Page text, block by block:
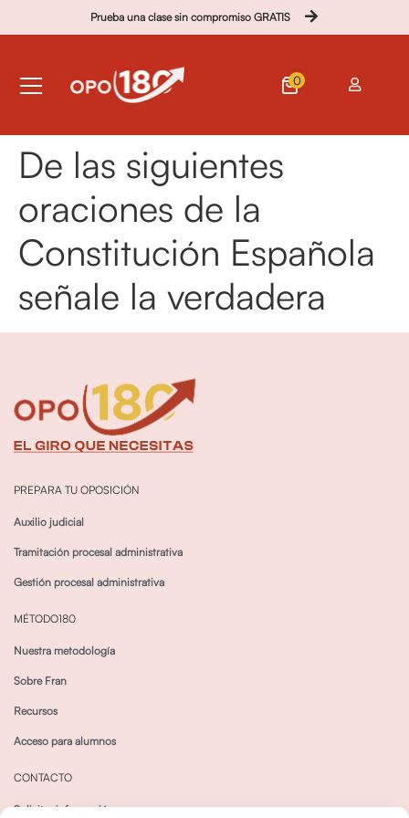
Prueba una clase sin compromiso GRATIS
0
De las siguientes
oraciones de la
Constitución Española
señale la verdadera
PREPARA TU OPOSICIÓN
Auxilio judicial
Tramitación procesal administrativa
Gestión procesal administrativa
MÉTODO180
Nuestra metodología
Sobre Fran
Recursos
Acceso para alumnos
CONTACTO
Solicitar información